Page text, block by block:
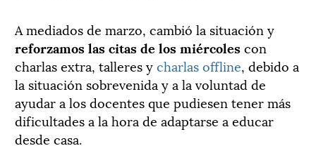
A mediados de marzo, cambió la situación y
reforzamos las citas de los miércolescon
charlas extra, talleres ycharlas offline, debido a
la situación sobrevenida y a la voluntad de
ayudar a los docentes que pudiesen tener más
dificultades a la hora de adaptarse a educar
desde casa.